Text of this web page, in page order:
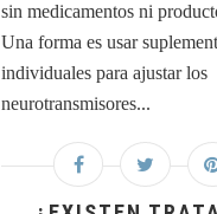
sin medicamentos ni
Una forma es usar
individuales para ajustar los
neurotransmisores...